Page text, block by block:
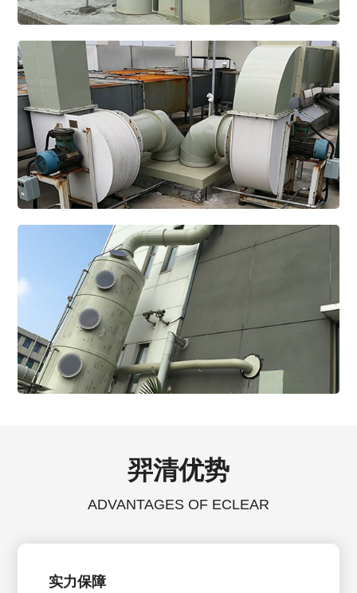
羿清优势
ADVANTAGES OF ECLEAR
实力保障